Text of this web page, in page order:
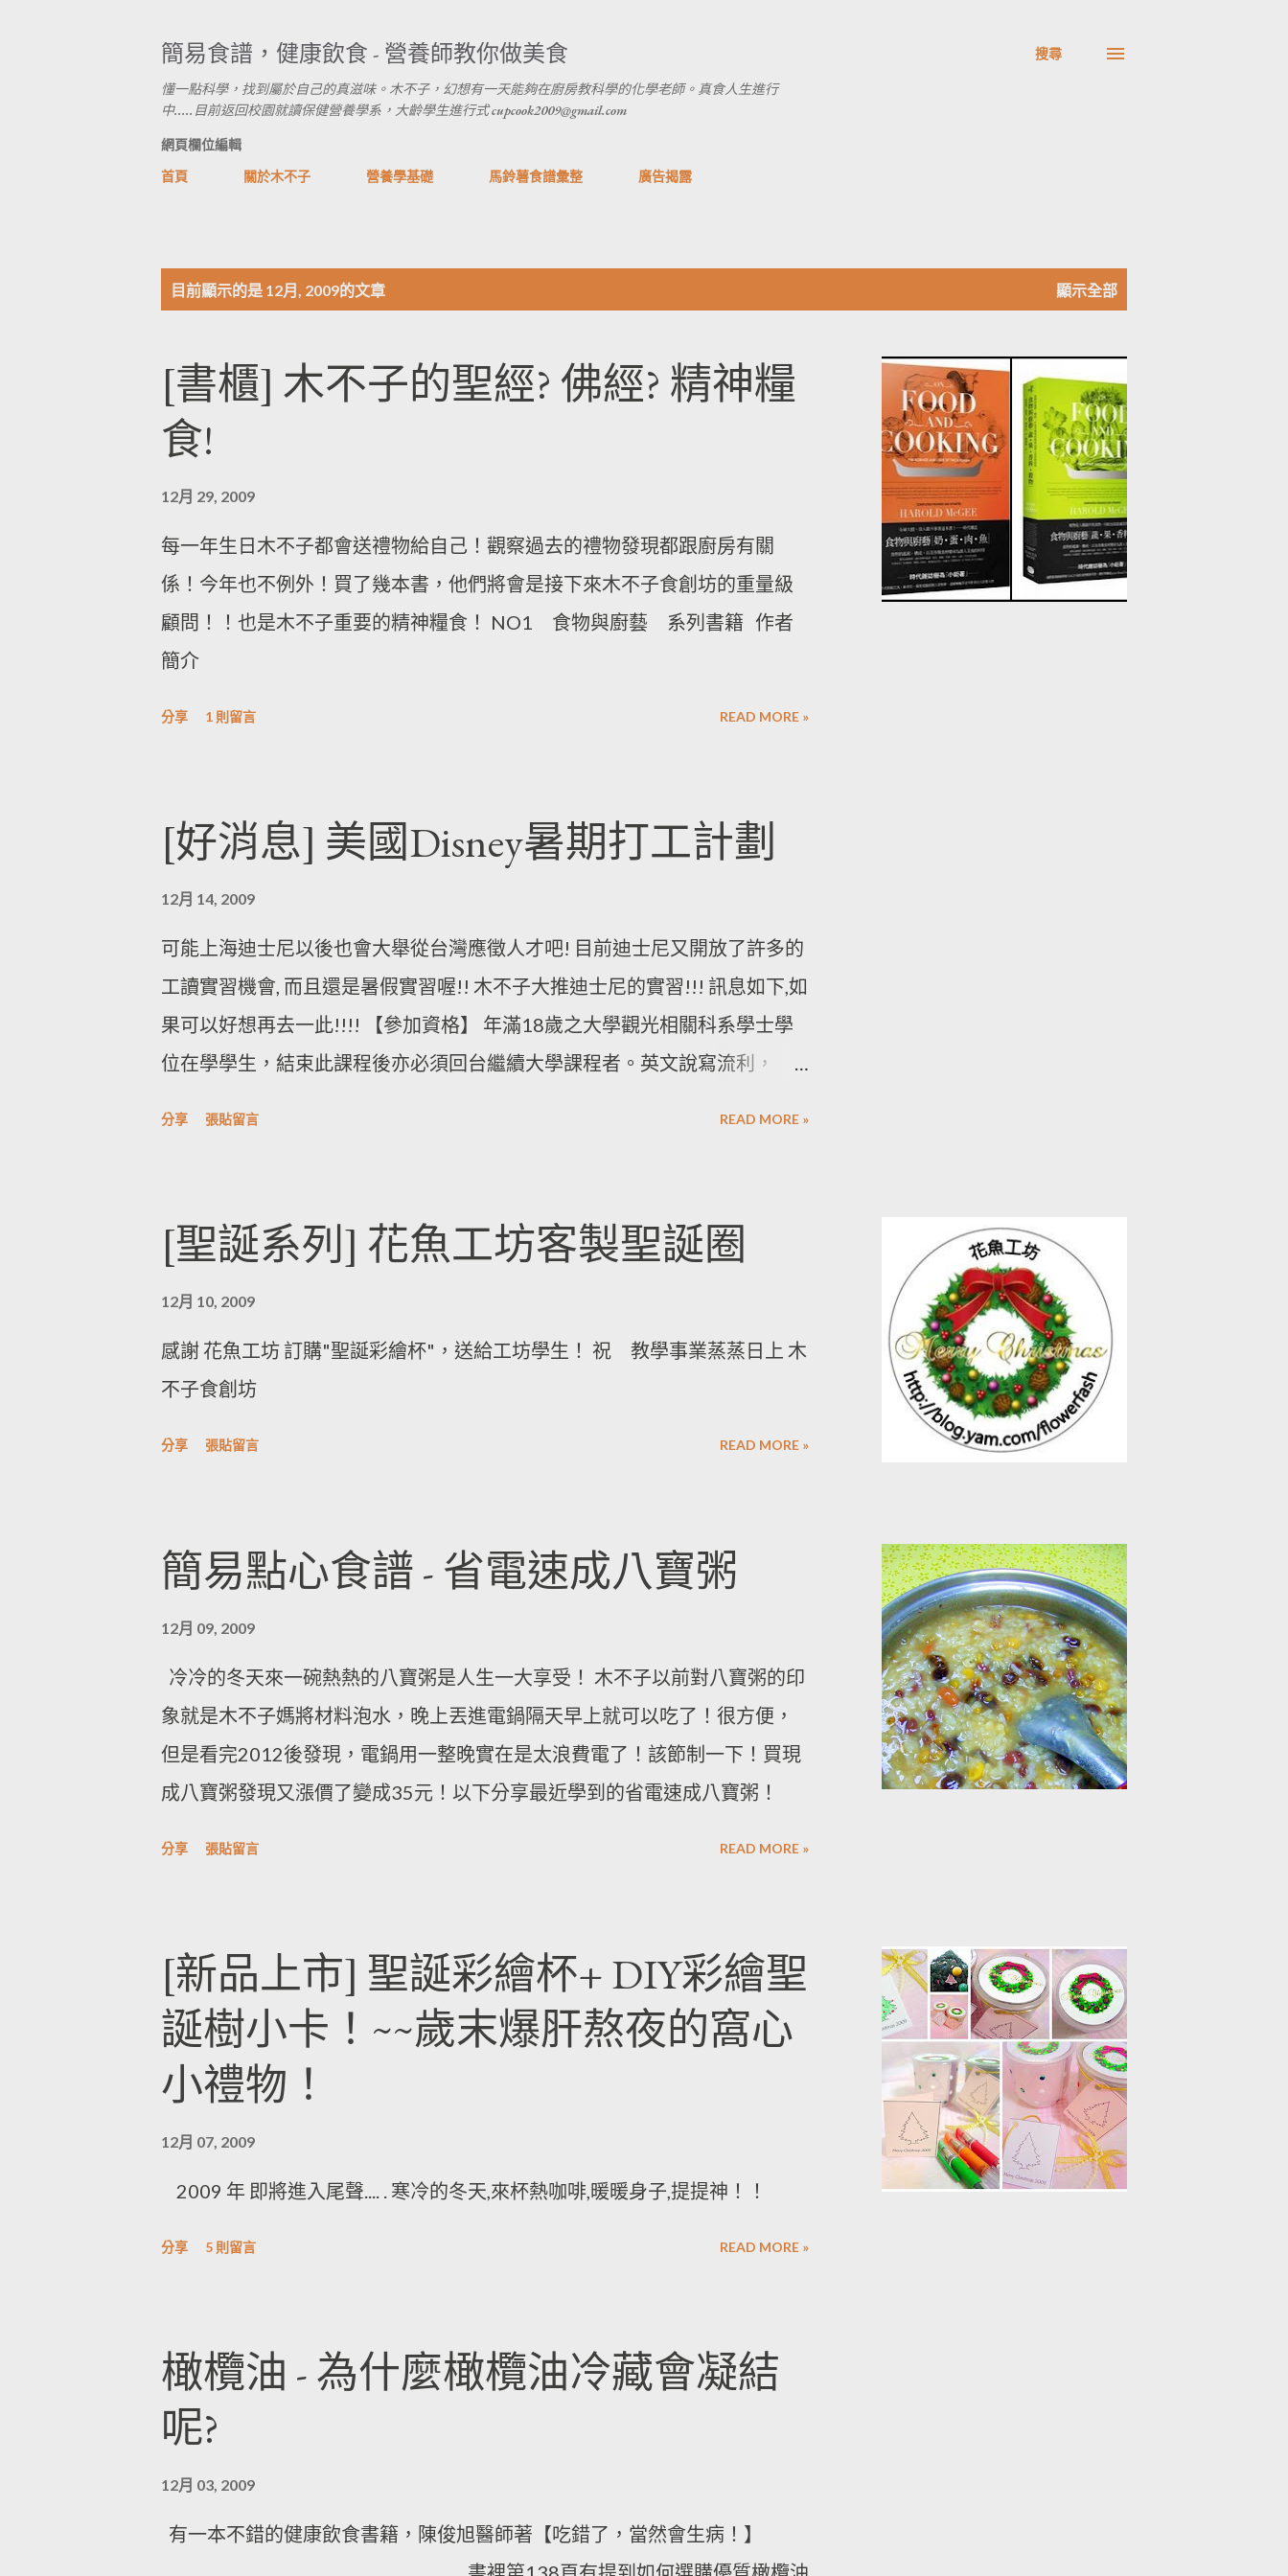
簡易食譜，健康飲食 - 營養師教你做美食
懂一點科學，找到屬於自己的真滋味。木不子，幻想有一天能夠在廚房教科學的化學老師。真食人生進行
中.....目前返回校園就讀保健營養學系，大齡學生進行式 cupcook2009@gmail.com
搜尋
網頁欄位編輯
首頁
關於木不子 營養學基礎 馬鈴薯食譜彙整 廣告揭露
目前顯示的是 12月, 2009的文章 顯示全部
[書櫃] 木不子的聖經? 佛經? 精神糧
食!
12月 29, 2009
每一年生日木不子都會送禮物給自己！觀察過去的禮物發現都跟廚房有關
係！今年也不例外！買了幾本書，他們將會是接下來木不子食創坊的重量級
顧問！！也是木不子重要的精神糧食！ NO1 食物與廚藝 系列書籍 作者
簡介
分享 1 則留言 READ MORE »
[好消息] 美國Disney暑期打工計劃
12月 14, 2009
可能上海迪士尼以後也會大舉從台灣應徵人才吧! 目前迪士尼又開放了許多的
工讀實習機會, 而且還是暑假實習喔!! 木不子大推迪士尼的實習!!! 訊息如下,如
果可以好想再去一此!!!! 【參加資格】 年滿18歲之大學觀光相關科系學士學
位在學學生，結束此課程後亦必須回台繼續大學課程者。英文說寫流利，
分享 張貼留言 READ MORE »
[聖誕系列] 花魚工坊客製聖誕圈
12月 10, 2009
感謝 花魚工坊 訂購"聖誕彩繪杯"，送給工坊學生！ 祝 教學事業蒸蒸日上 木
不子食創坊
分享 張貼留言 READ MORE »
簡易點心食譜 - 省電速成八寶粥
12月 09, 2009
冷冷的冬天來一碗熱熱的八寶粥是人生一大享受！ 木不子以前對八寶粥的印
象就是木不子媽將材料泡水，晚上丟進電鍋隔天早上就可以吃了！很方便，
但是看完2012後發現，電鍋用一整晚實在是太浪費電了！該節制一下！買現
成八寶粥發現又漲價了變成35元！以下分享最近學到的省電速成八寶粥！
分享 張貼留言 READ MORE »
[新品上市] 聖誕彩繪杯+ DIY彩繪聖
誕樹小卡！~~歲末爆肝熬夜的窩心
小禮物！
12月 07, 2009
2009 年 即將進入尾聲.... . 寒冷的冬天,來杯熱咖啡,暖暖身子,提提神！！
分享 5 則留言 READ MORE »
橄欖油 - 為什麼橄欖油冷藏會凝結
呢?
12月 03, 2009
有一本不錯的健康飲食書籍，陳俊旭醫師著【吃錯了，當然會生病！】